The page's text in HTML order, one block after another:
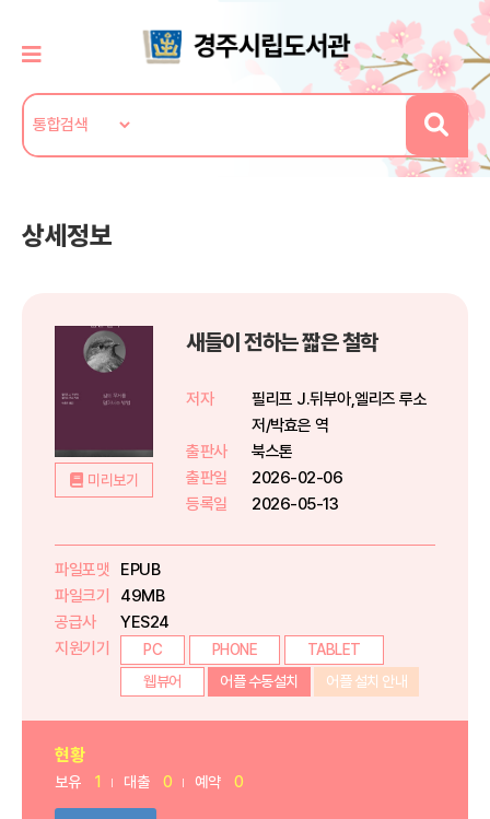
상세정보
미리보기
새들이 전하는 짧은 철학
저자
필리프 J.뒤부아,엘리즈 루소
저/박효은 역
출판사
북스톤
출판일
2026-02-06
등록일
2026-05-13
파일포맷
EPUB
파일크기
49MB
공급사
YES24
지원기기
PC PHONE
TABLET
웹뷰어
어플 수동설치 어플 설치 안내
현황
보유 1 대출 0 예약 0